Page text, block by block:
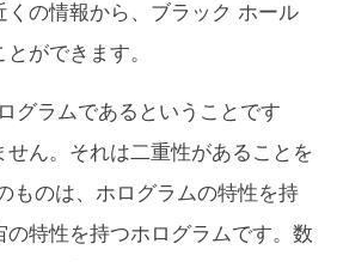
くの情報から、ブラック ホール
ができます。
グラムであるということです
せん。それは二重性があることを
ものは、ホログラムの特性を持
の特性を持つホログラムです。数